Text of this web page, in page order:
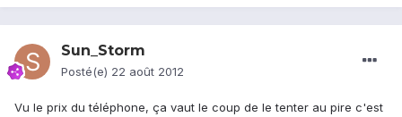
Sun_Storm
Posté(e) 22 août 2012
Vu le prix du téléphone, ça vaut le coup de le tenter au pire c'est